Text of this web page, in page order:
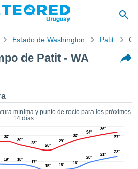
Estado de Washington Patit
de Patit - WA
mínima y punto de rocío para los próximos
14 días
32°
30°
28°
26°
29°
32°
34°
36°
37°
19° 18°
17°
15°
15° 16°
20°
21°
23°